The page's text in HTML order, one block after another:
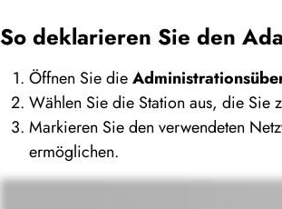
So deklarieren Sie den
Öffnen Sie die
Wählen Sie die Station aus, die Sie
Markieren Sie den verwendeten
ermöglichen.